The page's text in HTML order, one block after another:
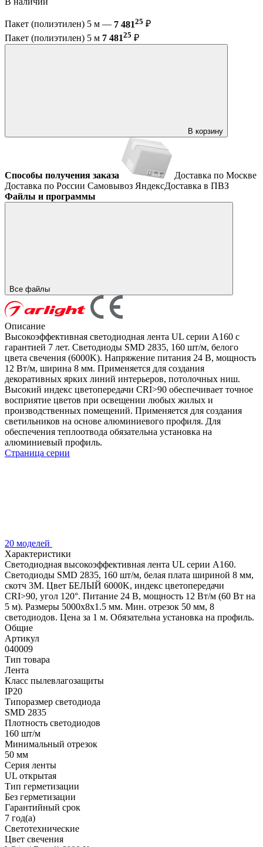
Пакет (полиэтилен) 5 м — 7 48125 ₽
Пакет (полиэтилен) 5 м 7 48125 ₽
В корзину
Способы получения заказа
Доставка по Москве
Доставка по России Самовывоз ЯндексДоставка в ПВЗ
Файлы и программы
Все файлы
Описание
Высокоэффективная светодиодная лента UL серии A160 с
гарантией 7 лет. Светодиоды SMD 2835, 160 шт/м, белого
цвета свечения (6000K). Напряжение питания 24 В, мощность
12 Вт/м, ширина 8 мм. Применяется для создания
декоративных ярких линий интерьеров, потолочных ниш.
Высокий индекс цветопередачи CRI>90 обеспечивает точное
восприятие цветов при освещении любых жилых и
производственных помещений. Применяется для создания
светильников на основе алюминиевого профиля. Для
обеспечения теплоотвода обязательна установка на
алюминиевый профиль.
Страница серии
20 моделей
Характеристики
Светодиодная высокоэффективная лента UL серии A160.
Светодиоды SMD 2835, 160 шт/м, белая плата шириной 8 мм,
скотч 3M. Цвет БЕЛЫЙ 6000K, индекс цветопередачи
CRI>90, угол 120°. Питание 24 В, мощность 12 Вт/м (60 Вт на
5 м). Размеры 5000x8x1.5 мм. Мин. отрезок 50 мм, 8
светодиодов. Цена за 1 м. Обязательна установка на профиль.
Общие
Артикул
040009
Тип товара
Лента
Класс пылевлагозащиты
IP20
Типоразмер светодиода
SMD 2835
Плотность светодиодов
160 шт/м
Минимальный отрезок
50 мм
Серия ленты
UL открытая
Тип герметизации
Без герметизации
Гарантийный срок
7 год(а)
Светотехнические
Цвет свечения